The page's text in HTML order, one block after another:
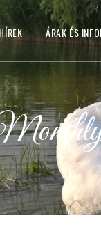
ÁRAK ÉS